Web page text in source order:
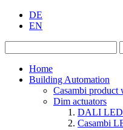
DE
EN
Home
Building Automation
Casambi product
Dim actuators
DALI LED
Casambi